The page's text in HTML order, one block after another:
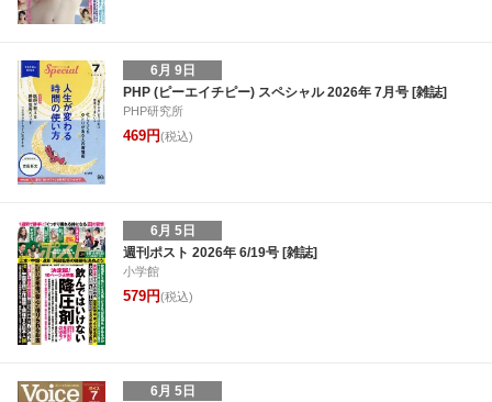
6月 9日
PHP (ピーエイチピー) スペシャル 2026年 7月号 [雑誌]
PHP研究所
469円(税込)
6月 5日
週刊ポスト 2026年 6/19号 [雑誌]
小学館
579円(税込)
6月 5日